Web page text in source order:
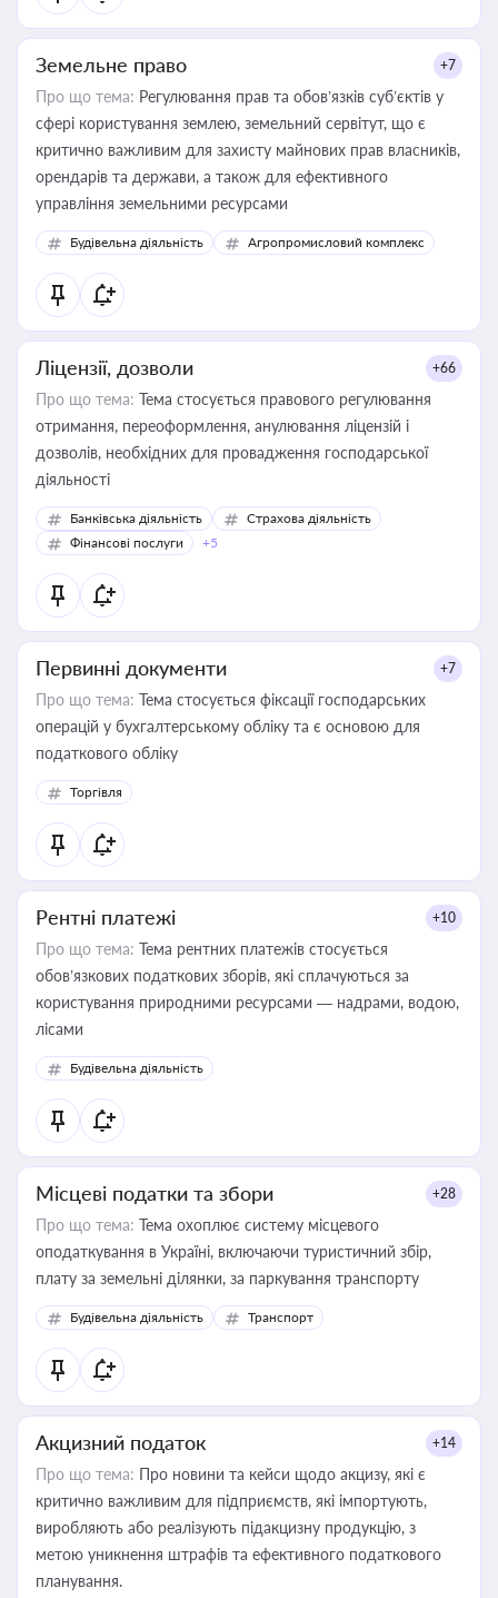
Земельне право +7
Про що тема: Регулювання прав та обов’язків суб’єктів у
сфері користування землею, земельний сервітут, що є
критично важливим для захисту майнових прав власників,
орендарів та держави, а також для ефективного
управління земельними ресурсами
Будівельна діяльність Агропромисловий комплекс
Ліцензії, дозволи +66
Про що тема: Тема стосується правового регулювання
отримання, переоформлення, анулювання ліцензій і
дозволів, необхідних для провадження господарської
діяльності
Банківська діяльність
Страхова діяльність
Фінансові послуги
+5
Первинні документи +7
Про що тема: Тема стосується фіксації господарських
операцій у бухгалтерському обліку та є основою для
податкового обліку
Торгівля
Рентні платежі +10
Про що тема: Тема рентних платежів стосується
обов’язкових податкових зборів, які сплачуються за
користування природними ресурсами — надрами, водою,
лісами
Будівельна діяльність
Місцеві податки та збори +28
Про що тема: Тема охоплює систему місцевого
оподаткування в Україні, включаючи туристичний збір,
плату за земельні ділянки, за паркування транспорту
Будівельна діяльність Транспорт
Акцизний податок +14
Про що тема: Про новини та кейси щодо акцизу, які є
критично важливим для підприємств, які імпортують,
виробляють або реалізують підакцизну продукцію, з
метою уникнення штрафів та ефективного податкового
планування.